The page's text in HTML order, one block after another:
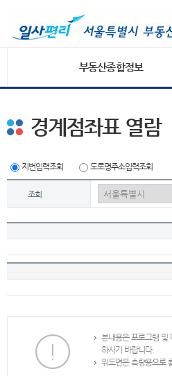
부동산종합정보
경계점좌표 열람
지번입력조회 도로명주소입력조회
조회
본내용은 프로그램 및
하시기 바랍니다.
위도면은 측량용으로